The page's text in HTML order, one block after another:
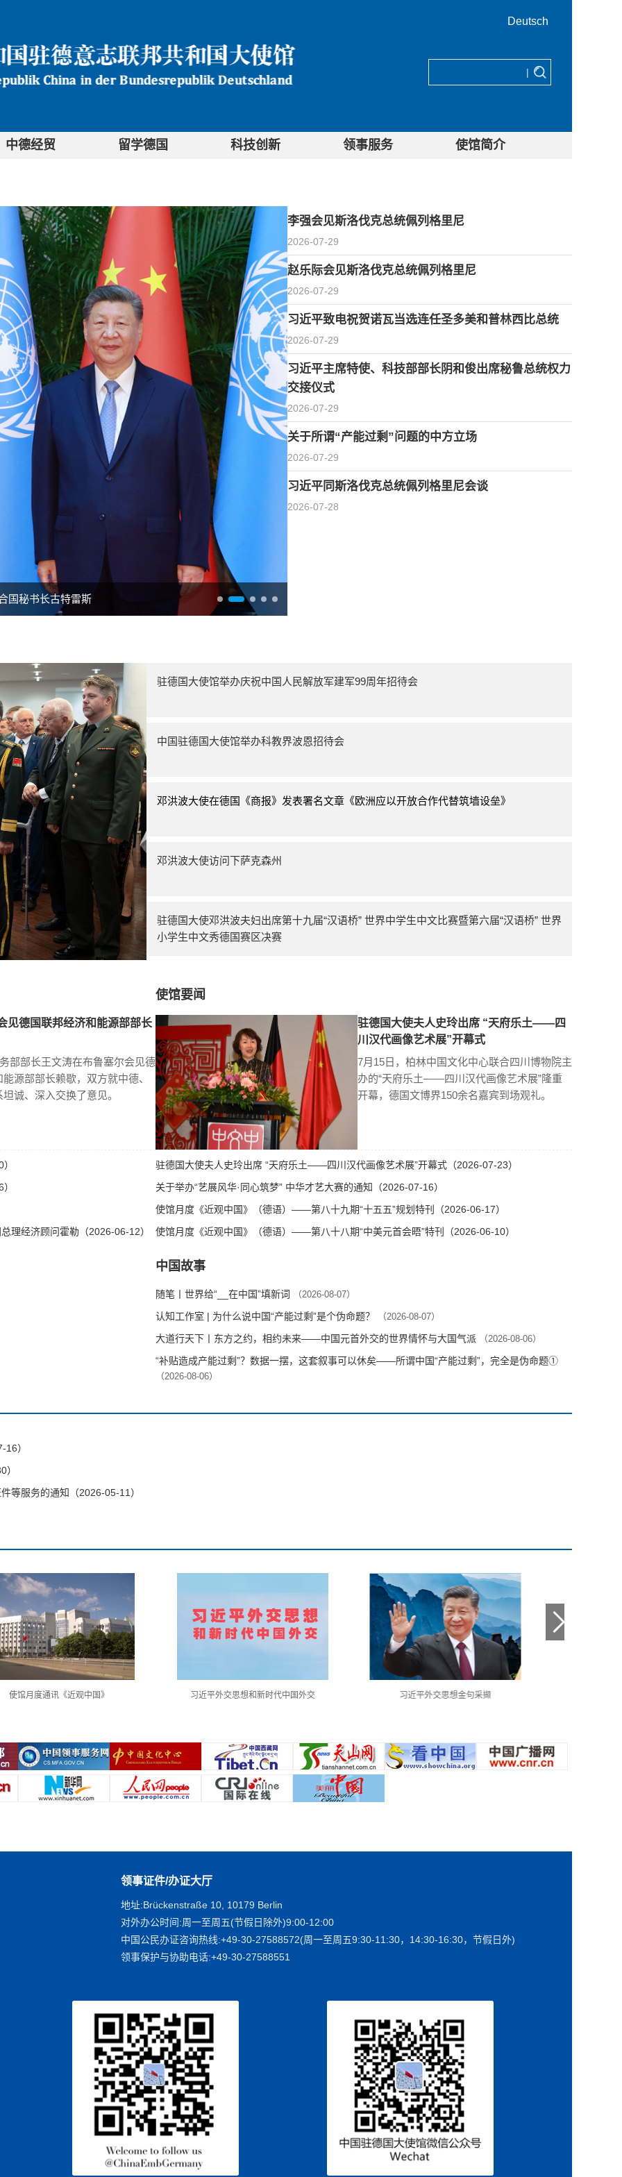
Deutsch
|
中德经贸 留学德国 科技创新 领事服务 使馆简介
国秘书长古特雷斯
李强会见斯洛伐克总统佩列格里尼
2026-07-29
赵乐际会见斯洛伐克总统佩列格里尼
2026-07-29
习近平致电祝贺诺瓦当选连任圣多美和普林西比总统
2026-07-29
习近平主席特使、科技部部长阴和俊出席秘鲁总统权力
交接仪式
2026-07-29
关于所谓“产能过剩”问题的中方立场
2026-07-29
习近平同斯洛伐克总统佩列格里尼会谈
2026-07-28
驻德国大使馆举办庆祝中国人民解放军建军99周年招待会
中国驻德国大使馆举办科教界波恩招待会
邓洪波大使在德国《商报》发表署名文章《欧洲应以开放合作代替筑墙设垒》
邓洪波大使访问下萨克森州
驻德国大使邓洪波夫妇出席第十九届“汉语桥” 世界中学生中文比赛暨第六届“汉语桥” 世界
小学生中文秀德国赛区决赛
见德国联邦经济和能源部部长
部部长王文涛在布鲁塞尔会见德
源部部长赖歇，双方就中德、
诚、深入交换了意见。
理经济顾问霍勒（2026-06-12）
使馆要闻
驻德国大使夫人史玲出席 “天府乐土——四
川汉代画像艺术展”开幕式
7月15日，柏林中国文化中心联合四川博物院主
办的“天府乐土——四川汉代画像艺术展”隆重
开幕，德国文博界150余名嘉宾到场观礼。
驻德国大使夫人史玲出席 “天府乐土——四川汉代画像艺术展”开幕式（2026-07-23）
关于举办“艺展风华·同心筑梦” 中华才艺大赛的通知（2026-07-16）
使馆月度《近观中国》（德语）——第八十九期“十五五”规划特刊（2026-06-17）
使馆月度《近观中国》（德语）——第八十八期“中美元首会晤”特刊（2026-06-10）
中国故事
随笔丨世界给“__在中国”填新词 （2026-08-07）
认知工作室 | 为什么说中国“产能过剩”是个伪命题？ （2026-08-07）
大道行天下丨东方之约，相约未来——中国元首外交的世界情怀与大国气派 （2026-08-06）
“补贴造成产能过剩”？数据一摆，这套叙事可以休矣——所谓中国“产能过剩”，完全是伪命题①
（2026-08-06）
）
等服务的通知（2026-05-11）
使馆月度通讯《近观中国》 习近平外交思想和新时代中国外交 习近平外交思想金句采撷
领事证件/办证大厅
地址:Brückenstraße 10, 10179 Berlin
对外办公时间:周一至周五(节假日除外)9:00-12:00
中国公民办证咨询热线:+49-30-27588572(周一至周五9:30-11:30，14:30-16:30，节假日外)
领事保护与协助电话:+49-30-27588551